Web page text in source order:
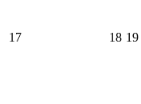
17 18 19